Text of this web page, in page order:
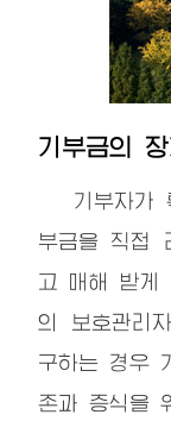
기부금의
기부자가
부금을 직접
고 매해 받게
의 보호관리
구하는 경우
존과 증식을